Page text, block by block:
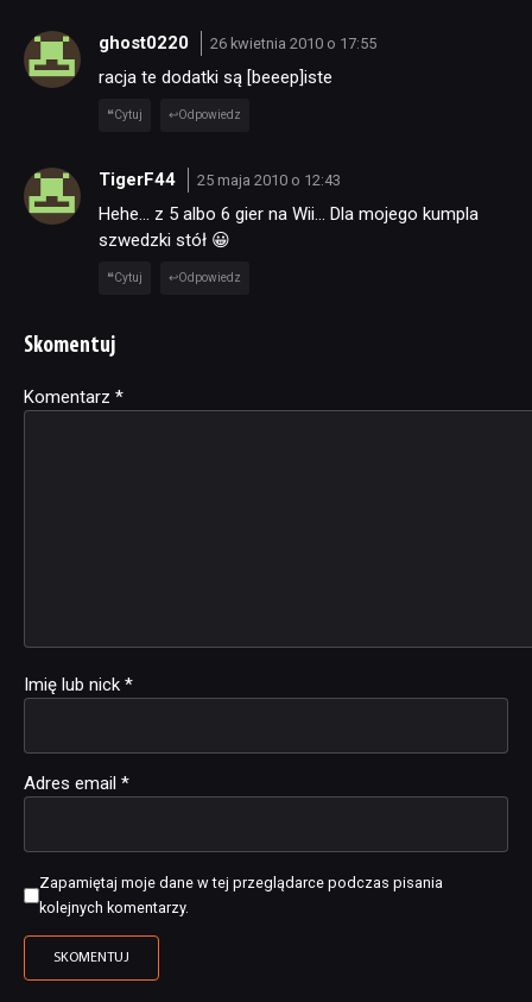
ghost0220 26 kwietnia 2010 o 17:55
racja te dodatki są [beeep]iste
Cytuj Odpowiedz
TigerF44 25 maja 2010 o 12:43
Hehe… z 5 albo 6 gier na Wii… Dla mojego kumpla
szwedzki stół 😀
Cytuj Odpowiedz
Skomentuj
Komentarz *
Imię lub nick *
Adres email *
Zapamiętaj moje dane w tej przeglądarce podczas pisania
kolejnych komentarzy.
Alternative: